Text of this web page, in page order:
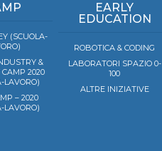
(SCUOLA-
&
CAMP 2020
LAVORO)
– 2020
LAVORO)
EARLY
EDUCATION
ROBOTICA & CODING
LABORATORI SPAZIO 0-
100
ALTRE INIZIATIVE